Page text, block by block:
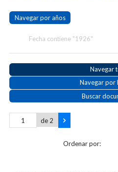
Navegar por años
Fecha contiene "1926"
Navegar
Navegar por
Buscar
de 2
Ordenar por: